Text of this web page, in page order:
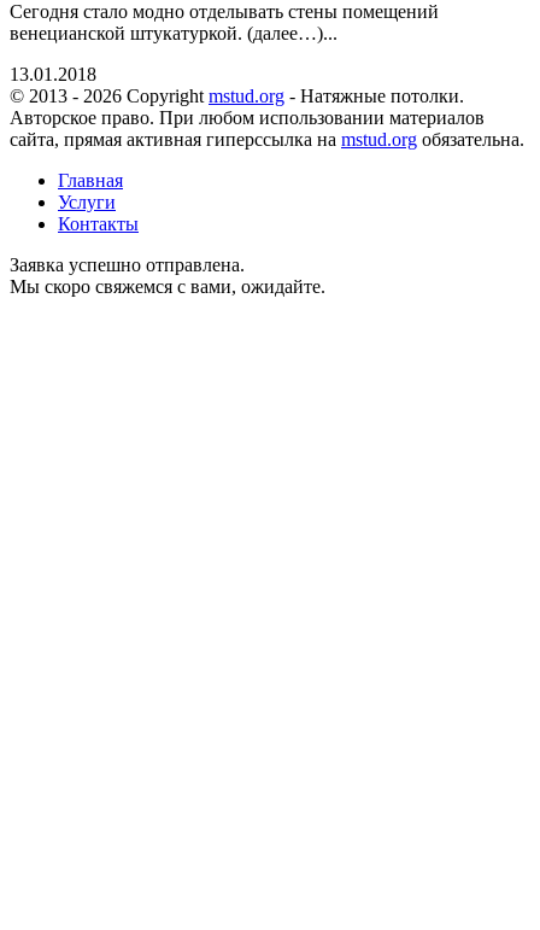
Сегодня стало модно отделывать стены помещений
венецианской штукатуркой. (далее…)...
13.01.2018
© 2013 - 2026 Copyright mstud.org - Натяжные потолки.
Авторское право. При любом использовании материалов
сайта, прямая активная гиперссылка на mstud.org обязательна.
Главная
Услуги
Контакты
Заявка успешно отправлена.
Мы скоро свяжемся с вами, ожидайте.